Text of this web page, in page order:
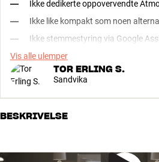
Ikke dedikerte oppovervendte
Ikke like kompakt som noen
Ikke stemmestyring via Google
Vis alle ulemper
TOR ERLING S.
Sandvika
BESKRIVELSE